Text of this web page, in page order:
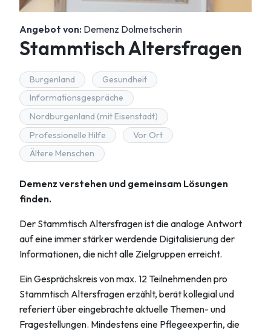
Angebot von: Demenz Dolmetscherin
Stammtisch Altersfragen
Burgenland
Gesundheit
Informationsgespräche
Nordburgenland (mit Eisenstadt)
Professionelle Hilfe
Vor Ort
Ältere Menschen
Demenz verstehen und gemeinsam Lösungen
finden.
Der Stammtisch Altersfragen ist die analoge Antwort
auf eine immer stärker werdende Digitalisierung der
Informationen, die nicht alle Zielgruppen erreicht.
Ein Gesprächskreis von max. 12 Teilnehmenden pro
Stammtisch Altersfragen erzählt, berät kollegial und
referiert über eingebrachte aktuelle Themen- und
Fragestellungen. Mindestens eine Pflegeexpertin, die